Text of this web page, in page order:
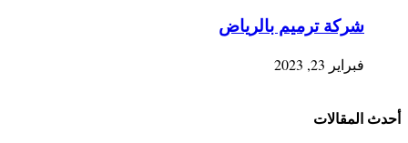
شركة ترميم بالرياض
فبراير 23, 2023
أحدث المقالات